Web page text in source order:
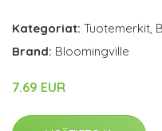
Kategoriat: Tuotemerkit,
Brand: Bloomingville
7.69 EUR